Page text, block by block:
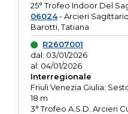
25° Trofeo Indoor Del
06024- Arcieri
Barotti, Tatiana
R2607001
dal: 03/01/2026
al: 04/01/2026
Interregionale
Friuli Venezia Giulia:
18 m
3° Trofeo A.S.D. Arcieri